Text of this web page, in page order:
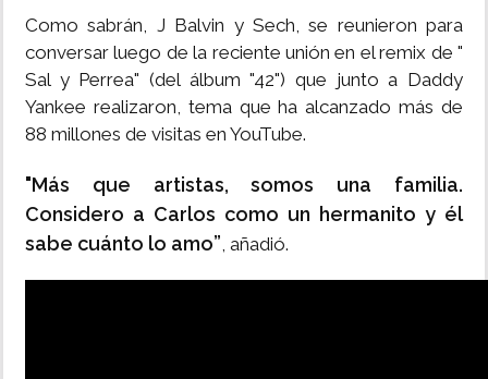
Como sabrán, J Balvin y Sech, se reunieron para
conversar luego de la reciente unión en el remix de "
Sal y Perrea" (del álbum "42") que junto a Daddy
Yankee realizaron, tema que ha alcanzado más de
88 millones de visitas en YouTube.
"Más que artistas, somos una familia.
Considero a Carlos como un hermanito y él
sabe cuánto lo amo”, añadió.